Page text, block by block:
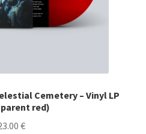
page
Cemetery – Vinyl LP
red)
€